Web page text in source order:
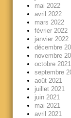
mai 2022
avril 2022
mars 2022
février 2022
janvier 2022
décembre
novembre
octobre 2021
septembre
août 2021
juillet 2021
juin 2021
mai 2021
avril 2021